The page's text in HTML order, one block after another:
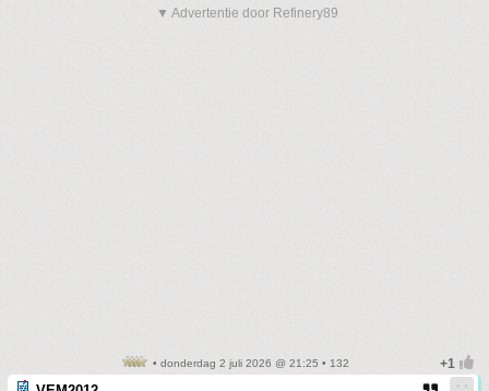
▼ Advertentie door Refinery89
• donderdag 2 juli 2026 @ 21:25 • 132